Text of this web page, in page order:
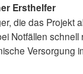
Ersthelfer
die das Projekt
Notfällen
Versorgung